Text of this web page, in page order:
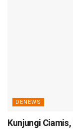
DENEWS
Kunjungi